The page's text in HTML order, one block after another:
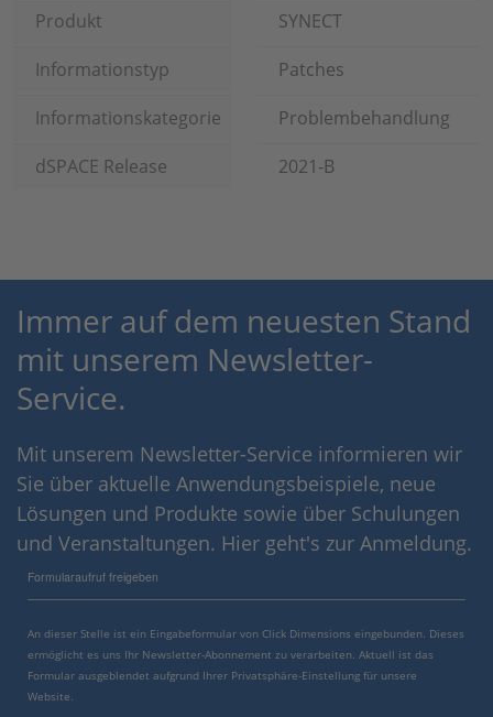
Produkt
SYNECT
Informationstyp
Patches
Informationskategorie
Problembehandlung
dSPACE Release
2021-B
Immer auf dem neuesten Stand
mit unserem Newsletter-
Service.
Mit unserem Newsletter-Service informieren wir
Sie über aktuelle Anwendungsbeispiele, neue
Lösungen und Produkte sowie über Schulungen
und Veranstaltungen. Hier geht's zur Anmeldung.
Formularaufruf freigeben
An dieser Stelle ist ein Eingabeformular von Click Dimensions eingebunden. Dieses
ermöglicht es uns Ihr Newsletter-Abonnement zu verarbeiten. Aktuell ist das
Formular ausgeblendet aufgrund Ihrer Privatsphäre-Einstellung für unsere
Website.